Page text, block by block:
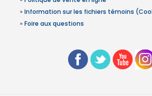
» Information sur les fichiers témoins
» Foire aux questions